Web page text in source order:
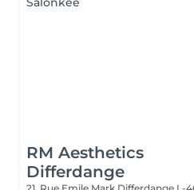
RM Aesthetics
Differdange